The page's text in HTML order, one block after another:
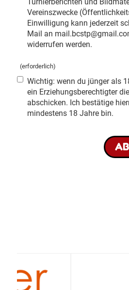
Vereinszwecke
Einwilligung kann jederzeit
Mail an
widerrufen werden.
(erforderlich)
Wichtig: wenn du jünger als
ein Erziehungsberechtigter
abschicken. Ich bestätige
mindestens 18 Jahre bin.